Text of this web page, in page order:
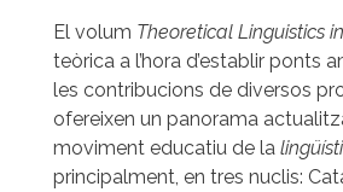
El volum Theoretical Linguistics
teòrica a l’hora d’establir ponts
les contribucions de diversos
ofereixen un panorama
moviment educatiu de la
principalment, en tres nuclis: